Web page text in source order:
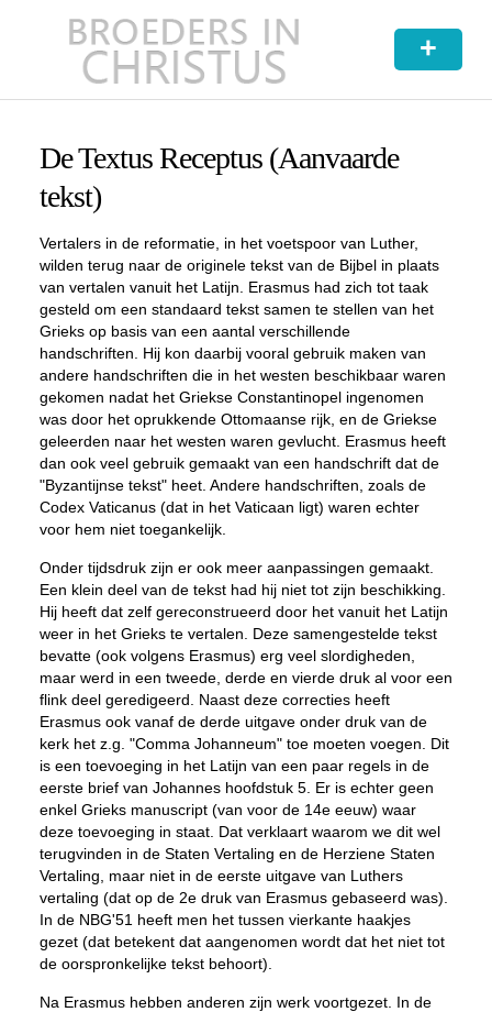
+
De Textus Receptus (Aanvaarde
tekst)
Vertalers in de reformatie, in het voetspoor van Luther,
wilden terug naar de originele tekst van de Bijbel in plaats
van vertalen vanuit het Latijn. Erasmus had zich tot taak
gesteld om een standaard tekst samen te stellen van het
Grieks op basis van een aantal verschillende
handschriften. Hij kon daarbij vooral gebruik maken van
andere handschriften die in het westen beschikbaar waren
gekomen nadat het Griekse Constantinopel ingenomen
was door het oprukkende Ottomaanse rijk, en de Griekse
geleerden naar het westen waren gevlucht. Erasmus heeft
dan ook veel gebruik gemaakt van een handschrift dat de
"Byzantijnse tekst" heet. Andere handschriften, zoals de
Codex Vaticanus (dat in het Vaticaan ligt) waren echter
voor hem niet toegankelijk.
Onder tijdsdruk zijn er ook meer aanpassingen gemaakt.
Een klein deel van de tekst had hij niet tot zijn beschikking.
Hij heeft dat zelf gereconstrueerd door het vanuit het Latijn
weer in het Grieks te vertalen. Deze samengestelde tekst
bevatte (ook volgens Erasmus) erg veel slordigheden,
maar werd in een tweede, derde en vierde druk al voor een
flink deel geredigeerd. Naast deze correcties heeft
Erasmus ook vanaf de derde uitgave onder druk van de
kerk het z.g. "Comma Johanneum" toe moeten voegen. Dit
is een toevoeging in het Latijn van een paar regels in de
eerste brief van Johannes hoofdstuk 5. Er is echter geen
enkel Grieks manuscript (van voor de 14e eeuw) waar
deze toevoeging in staat. Dat verklaart waarom we dit wel
terugvinden in de Staten Vertaling en de Herziene Staten
Vertaling, maar niet in de eerste uitgave van Luthers
vertaling (dat op de 2e druk van Erasmus gebaseerd was).
In de NBG'51 heeft men het tussen vierkante haakjes
gezet (dat betekent dat aangenomen wordt dat het niet tot
de oorspronkelijke tekst behoort).
Na Erasmus hebben anderen zijn werk voortgezet. In de